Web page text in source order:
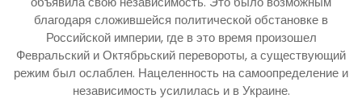
благодаря сложившейся политической обстановке в
Российской империи, где в это время произошел
Февральский и Октябрьский перевороты, а существующий
режим был ослаблен. Нацеленность на самоопределение и
независимость усилилась и в Украине.